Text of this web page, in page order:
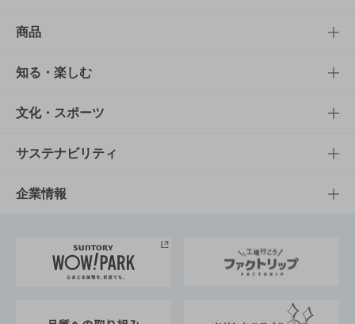
商品
商品TOP
商品一覧
商品発売情報
栄養成分一覧
知る・楽しむ
知る・楽しむTOP
キャンペーン
工場見学
地域情報
文化・スポーツ
文化・スポーツTOP
サントリーホール
サントリーサンバーズ大阪
サステナビリティ
サステナビリティTOP
サントリーが考えるサステナビリティ経営
企業情報
企業概要